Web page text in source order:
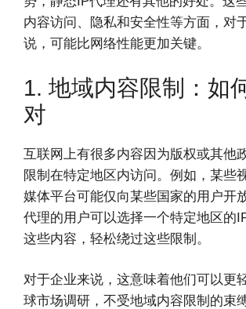
内容访问、隐私和安全性等方面，对
说，可能比网络性能更加关键。
1. 地域内容限制：如
对
互联网上有很多内容因为版权或其他
限制在特定地区内访问。例如，某些
媒体平台可能仅向某些国家的用户开
代理的用户可以选择一个特定地区的
这些内容，轻松绕过这些限制。
对于企业来说，这意味着他们可以更
球市场调研，不受地域内容限制的束